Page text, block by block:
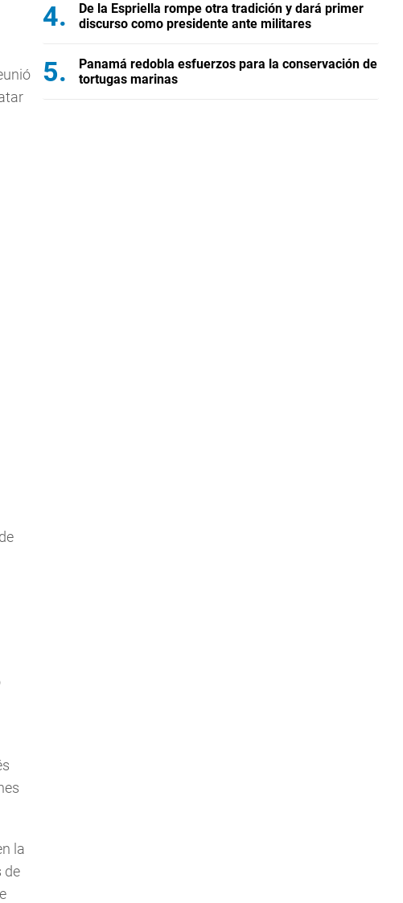
la
de
De la Espriella rompe otra tradición y dará primer
discurso como presidente ante militares
Panamá redobla esfuerzos para la conservación de
tortugas marinas